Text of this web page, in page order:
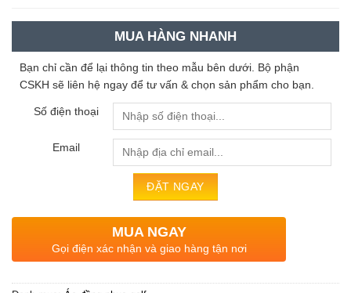
MUA HÀNG NHANH
Bạn chỉ cần để lại thông tin theo mẫu bên dưới. Bộ phận
CSKH sẽ liên hệ ngay để tư vấn & chọn sản phẩm cho bạn.
Số điện thoại
Email
MUA NGAY
Gọi điện xác nhận và giao hàng tận nơi